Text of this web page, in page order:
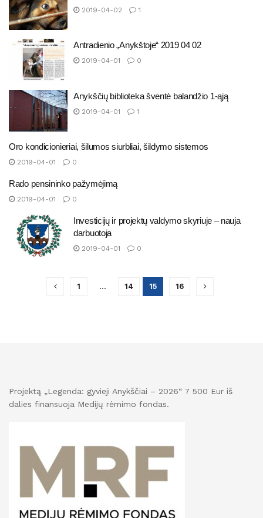
2019-04-02 1
Antradienio „Anykštoje“ 2019 04 02
2019-04-01 0
Anykščių biblioteka šventė balandžio 1-ąją
2019-04-01 1
Oro kondicionieriai, šilumos siurbliai, šildymo sistemos
2019-04-01 0
Rado pensininko pažymėjimą
2019-04-01 0
Investicijų ir projektų valdymo skyriuje – nauja
darbuotoja
2019-04-01 0
1 … 14 15 16
Projektą „Legenda: gyvieji Anykščiai – 2026“ 7 500 Eur iš
dalies finansuoja Medijų rėmimo fondas.